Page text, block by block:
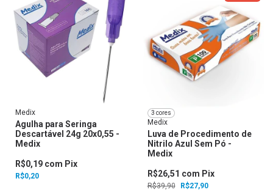
Medix
Agulha para Seringa
Descartável 24g 20x0,55 -
Medix
R$0,20
R$0,19 com Pix
3 cores
Medix
Luva de Procedimento de
Nitrilo Azul Sem Pó -
Medix
R$39,90 R$27,90
R$26,51 com Pix